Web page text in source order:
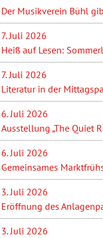
Der Musikverein Bühl
7. Juli 2026
Heiß auf Lesen:
7. Juli 2026
Literatur in der
6. Juli 2026
Ausstellung „The Quiet
6. Juli 2026
Gemeinsames
3. Juli 2026
Eröffnung des
3. Juli 2026